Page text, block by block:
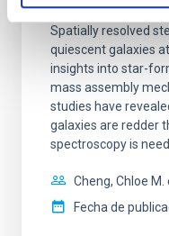
Spatially resolved
quiescent galaxies
insights into star-
mass assembly
studies have
galaxies are redder
spectroscopy is
Cheng, Chloe M.
Fecha de